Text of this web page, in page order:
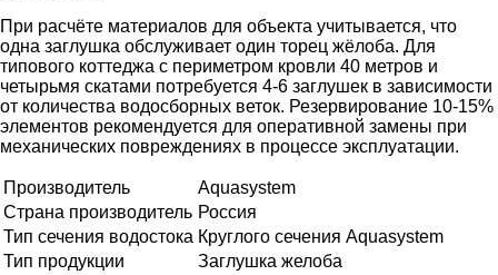
При расчёте материалов для объекта учитывается, что
одна заглушка обслуживает один торец жёлоба. Для
типового коттеджа с периметром кровли 40 метров и
четырьмя скатами потребуется 4-6 заглушек в зависимости
от количества водосборных веток. Резервирование 10-15%
элементов рекомендуется для оперативной замены при
механических повреждениях в процессе эксплуатации.
Производитель
Aquasystem
Страна производитель Россия
Тип сечения водостока Круглого сечения Aquasystem
Тип продукции
Заглушка желоба